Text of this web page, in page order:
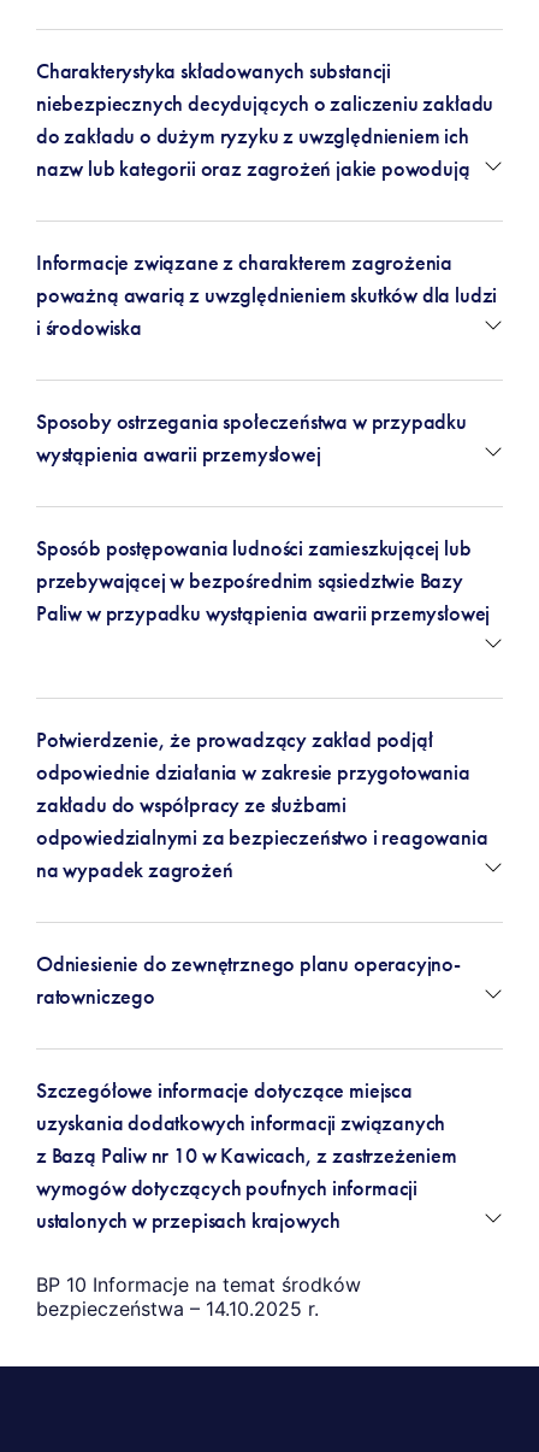
Charakterystyka składowanych substancji
niebezpiecznych decydujących o zaliczeniu zakładu
do zakładu o dużym ryzyku z uwzględnieniem ich
nazw lub kategorii oraz zagrożeń jakie powodują
Informacje związane z charakterem zagrożenia
poważną awarią z uwzględnieniem skutków dla ludzi
i środowiska
Sposoby ostrzegania społeczeństwa w przypadku
wystąpienia awarii przemysłowej
Sposób postępowania ludności zamieszkującej lub
przebywającej w bezpośrednim sąsiedztwie Bazy
Paliw w przypadku wystąpienia awarii przemysłowej
Potwierdzenie, że prowadzący zakład podjął
odpowiednie działania w zakresie przygotowania
zakładu do współpracy ze służbami
odpowiedzialnymi za bezpieczeństwo i reagowania
na wypadek zagrożeń
Odniesienie do zewnętrznego planu operacyjno-
ratowniczego
Szczegółowe informacje dotyczące miejsca
uzyskania dodatkowych informacji związanych
z Bazą Paliw nr 10 w Kawicach, z zastrzeżeniem
wymogów dotyczących poufnych informacji
ustalonych w przepisach krajowych
BP 10 Informacje na temat środków
bezpieczeństwa – 14.10.2025 r.